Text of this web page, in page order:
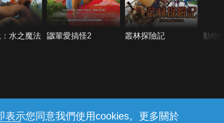
示您同意我們使用cookies。更多關於
水之魔法
鼴輩愛搞怪2 叢林探險記 動物